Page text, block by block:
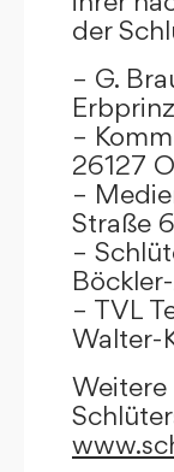
der
– G.
–
26127
–
Straße
–
– TVL
Walter-